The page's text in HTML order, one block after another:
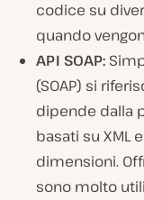
codice su
quando
API SOAP:
(SOAP) si
dipende dalla
basati su XML
dimensioni.
sono molto